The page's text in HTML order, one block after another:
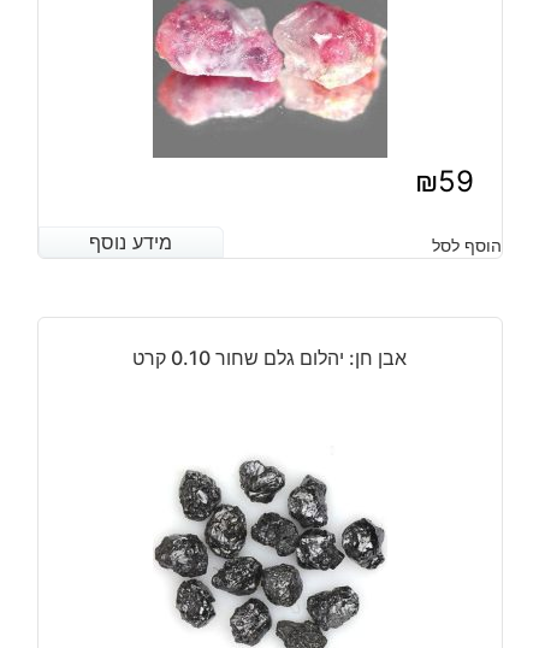
₪59
מידע נוסף הוסף לסל מידע נוסף
אבן חן: יהלום גלם שחור 0.10 קרט